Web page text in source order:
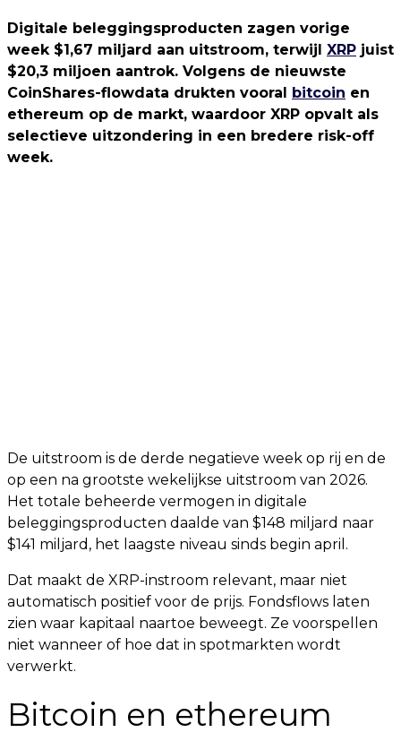
Digitale beleggingsproducten zagen vorige
week $1,67 miljard aan uitstroom, terwijl XRP juist
$20,3 miljoen aantrok. Volgens de nieuwste
CoinShares-flowdata drukten vooral bitcoin en
ethereum op de markt, waardoor XRP opvalt als
selectieve uitzondering in een bredere risk-off
week.
De uitstroom is de derde negatieve week op rij en de
op een na grootste wekelijkse uitstroom van 2026.
Het totale beheerde vermogen in digitale
beleggingsproducten daalde van $148 miljard naar
$141 miljard, het laagste niveau sinds begin april.
Dat maakt de XRP-instroom relevant, maar niet
automatisch positief voor de prijs. Fondsflows laten
zien waar kapitaal naartoe beweegt. Ze voorspellen
niet wanneer of hoe dat in spotmarkten wordt
verwerkt.
Bitcoin en ethereum